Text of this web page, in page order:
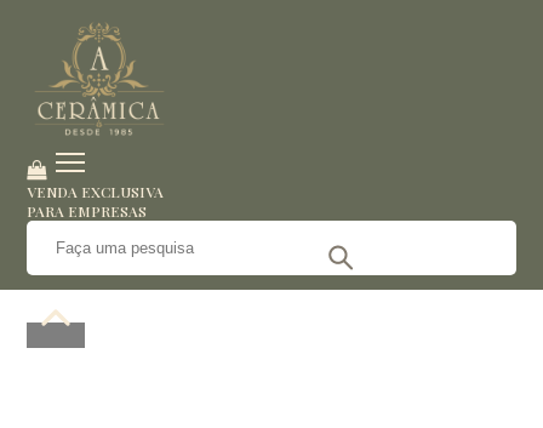
VENDA EXCLUSIVA
PARA EMPRESAS